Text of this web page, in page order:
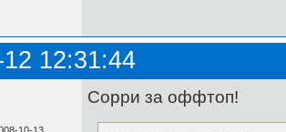
12:31:44
Сорри за оффтоп!